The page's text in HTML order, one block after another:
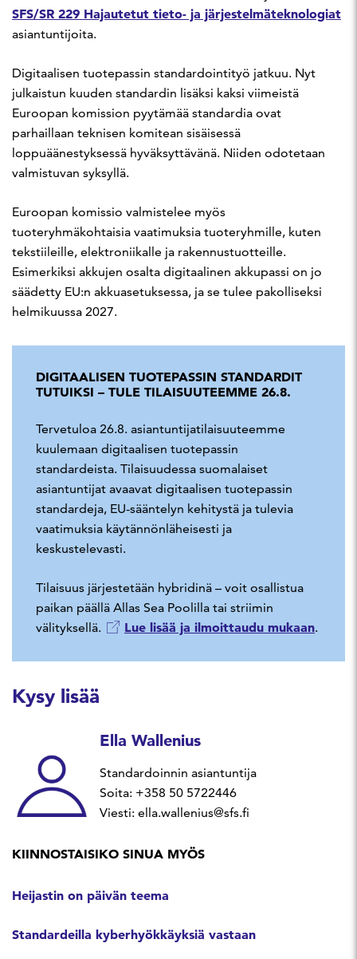
SFS/SR 229 Hajautetut tieto- ja järjestelmäteknologiat
asiantuntijoita.
Digitaalisen tuotepassin standardointityö jatkuu. Nyt
julkaistun kuuden standardin lisäksi kaksi viimeistä
Euroopan komission pyytämää standardia ovat
parhaillaan teknisen komitean sisäisessä
loppuäänestyksessä hyväksyttävänä. Niiden odotetaan
valmistuvan syksyllä.
Euroopan komissio valmistelee myös
tuoteryhmäkohtaisia vaatimuksia tuoteryhmille, kuten
tekstiileille, elektroniikalle ja rakennustuotteille.
Esimerkiksi akkujen osalta digitaalinen akkupassi on jo
säädetty EU:n akkuasetuksessa, ja se tulee pakolliseksi
helmikuussa 2027.
DIGITAALISEN TUOTEPASSIN STANDARDIT
TUTUIKSI – TULE TILAISUUTEEMME 26.8.
Tervetuloa 26.8. asiantuntijatilaisuuteemme
kuulemaan digitaalisen tuotepassin
standardeista. Tilaisuudessa suomalaiset
asiantuntijat avaavat digitaalisen tuotepassin
standardeja, EU-sääntelyn kehitystä ja tulevia
vaatimuksia käytännönläheisesti ja
keskustelevasti.
Tilaisuus järjestetään hybridinä – voit osallistua
paikan päällä Allas Sea Poolilla tai striimin
välityksellä.
Lue lisää ja ilmoittaudu mukaan.
Kysy lisää
Ella Wallenius
Standardoinnin asiantuntija
Soita: +358 50 5722446
Viesti: ella.wallenius@sfs.fi
KIINNOSTAISIKO SINUA MYÖS
Heijastin on päivän teema
Standardeilla kyberhyökkäyksiä vastaan